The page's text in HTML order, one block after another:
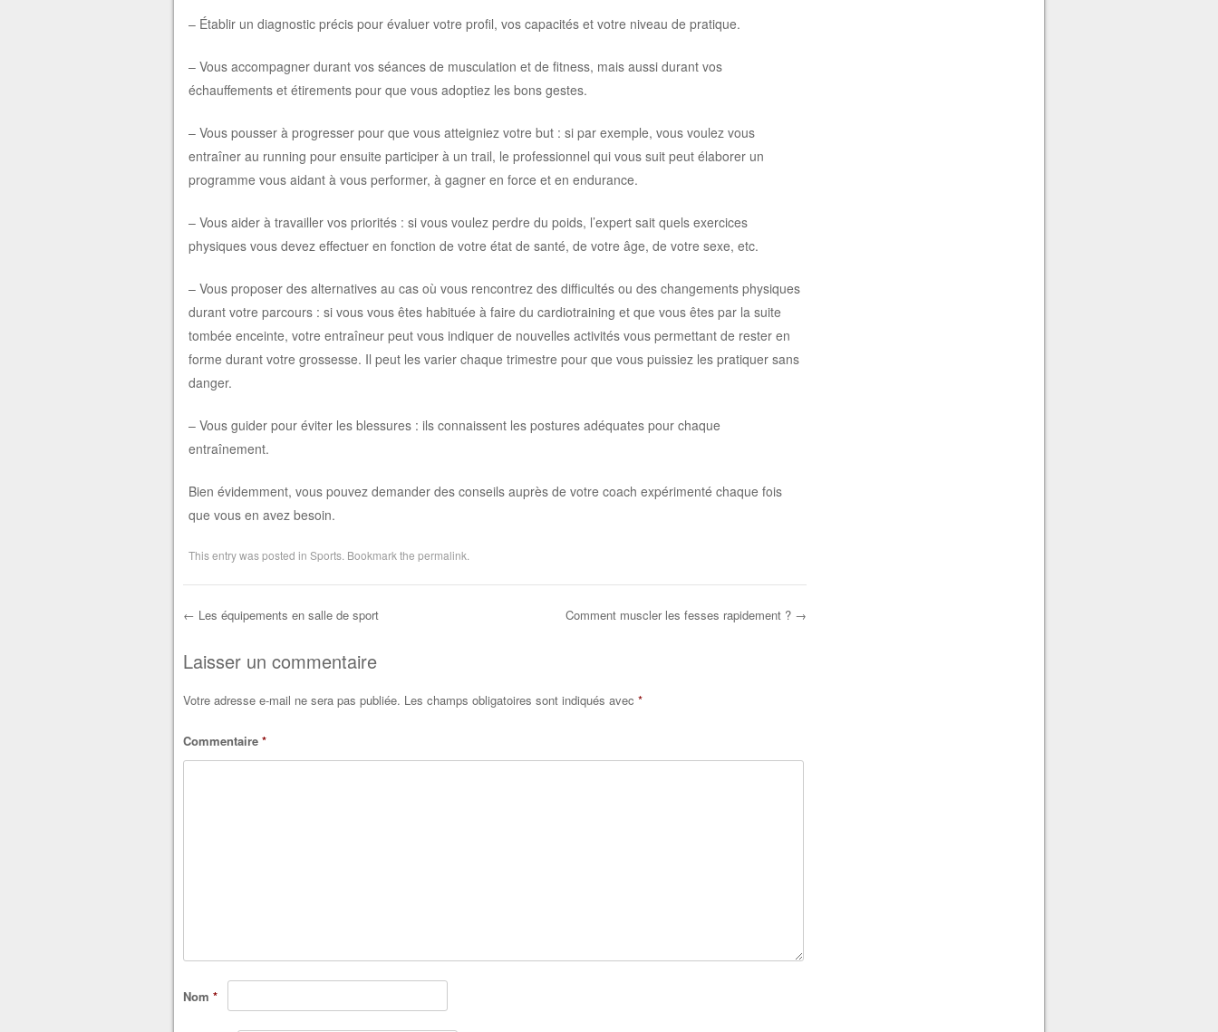
– Établir un diagnostic précis pour évaluer votre profil, vos capacités et votre niveau de pratique.
– Vous accompagner durant vos séances de musculation et de fitness, mais aussi durant vos
échauffements et étirements pour que vous adoptiez les bons gestes.
– Vous pousser à progresser pour que vous atteigniez votre but : si par exemple, vous voulez vous
entraîner au running pour ensuite participer à un trail, le professionnel qui vous suit peut élaborer un
programme vous aidant à vous performer, à gagner en force et en endurance.
– Vous aider à travailler vos priorités : si vous voulez perdre du poids, l’expert sait quels exercices
physiques vous devez effectuer en fonction de votre état de santé, de votre âge, de votre sexe, etc.
– Vous proposer des alternatives au cas où vous rencontrez des difficultés ou des changements physiques
durant votre parcours : si vous vous êtes habituée à faire du cardiotraining et que vous êtes par la suite
tombée enceinte, votre entraîneur peut vous indiquer de nouvelles activités vous permettant de rester en
forme durant votre grossesse. Il peut les varier chaque trimestre pour que vous puissiez les pratiquer sans
danger.
– Vous guider pour éviter les blessures : ils connaissent les postures adéquates pour chaque
entraînement.
Bien évidemment, vous pouvez demander des conseils auprès de votre coach expérimenté chaque fois
que vous en avez besoin.
This entry was posted in Sports. Bookmark the permalink.
Post navigation
← Les équipements en salle de sport Comment muscler les fesses rapidement ? →
Laisser un commentaire
Votre adresse e-mail ne sera pas publiée. Les champs obligatoires sont indiqués avec *
Commentaire *
Nom *